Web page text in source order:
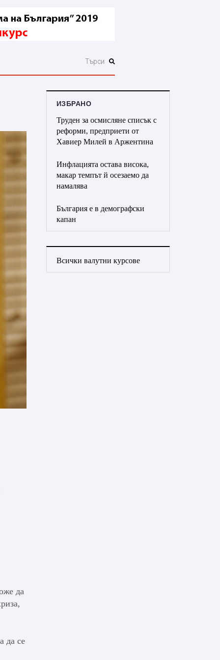
да
да се
ИЗБРАНО
Труден за осмисляне списък с
реформи, предприети от
Хавиер Милей в Аржентина
Инфлацията остава висока,
макар темпът й осезаемо да
намалява
България е в демографски
капан
Всички валутни курсове